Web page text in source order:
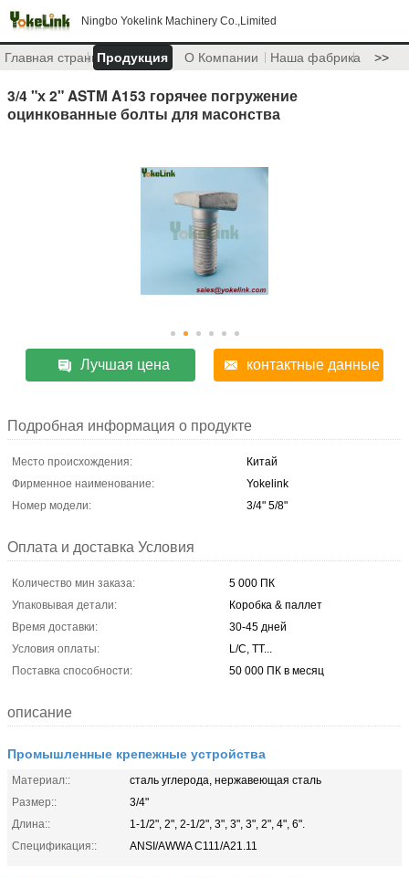
Ningbo Yokelink Machinery Co.,Limited
Главная страницаПродукция О Компании Наша фабрика >>
3/4 "х 2" ASTM A153 горячее погружение
оцинкованные болты для масонства
Лучшая цена контактные данные
Подробная информация о продукте
Место происхождения:
Китай
Фирменное наименование:
Yokelink
Номер модели:
3/4" 5/8"
Оплата и доставка Условия
Количество мин заказа:
5 000 ПК
Упаковывая детали:
Коробка & паллет
Время доставки:
30-45 дней
Условия оплаты:
L/C, TT...
Поставка способности:
50 000 ПК в месяц
описание
Промышленные крепежные устройства
Материал::
сталь углерода, нержавеющая сталь
Размер::
3/4"
Длина::
1-1/2", 2", 2-1/2", 3", 3", 3", 2", 4", 6".
Спецификация::
ANSI/AWWA C111/A21.11